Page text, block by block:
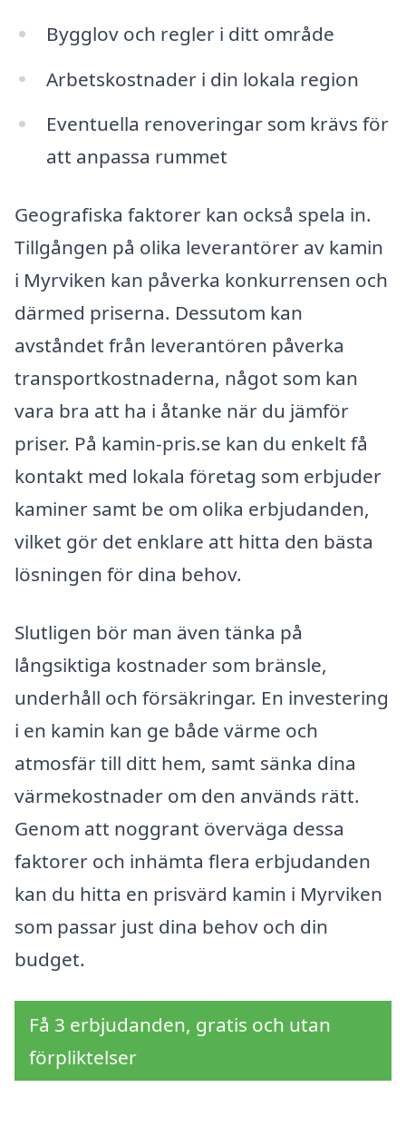
Bygglov och regler i ditt område
Arbetskostnader i din lokala region
Eventuella renoveringar som krävs för
att anpassa rummet
Geografiska faktorer kan också spela in.
Tillgången på olika leverantörer av kamin
i Myrviken kan påverka konkurrensen och
därmed priserna. Dessutom kan
avståndet från leverantören påverka
transportkostnaderna, något som kan
vara bra att ha i åtanke när du jämför
priser. På kamin-pris.se kan du enkelt få
kontakt med lokala företag som erbjuder
kaminer samt be om olika erbjudanden,
vilket gör det enklare att hitta den bästa
lösningen för dina behov.
Slutligen bör man även tänka på
långsiktiga kostnader som bränsle,
underhåll och försäkringar. En investering
i en kamin kan ge både värme och
atmosfär till ditt hem, samt sänka dina
värmekostnader om den används rätt.
Genom att noggrant överväga dessa
faktorer och inhämta flera erbjudanden
kan du hitta en prisvärd kamin i Myrviken
som passar just dina behov och din
budget.
Få 3 erbjudanden, gratis och utan
förpliktelser